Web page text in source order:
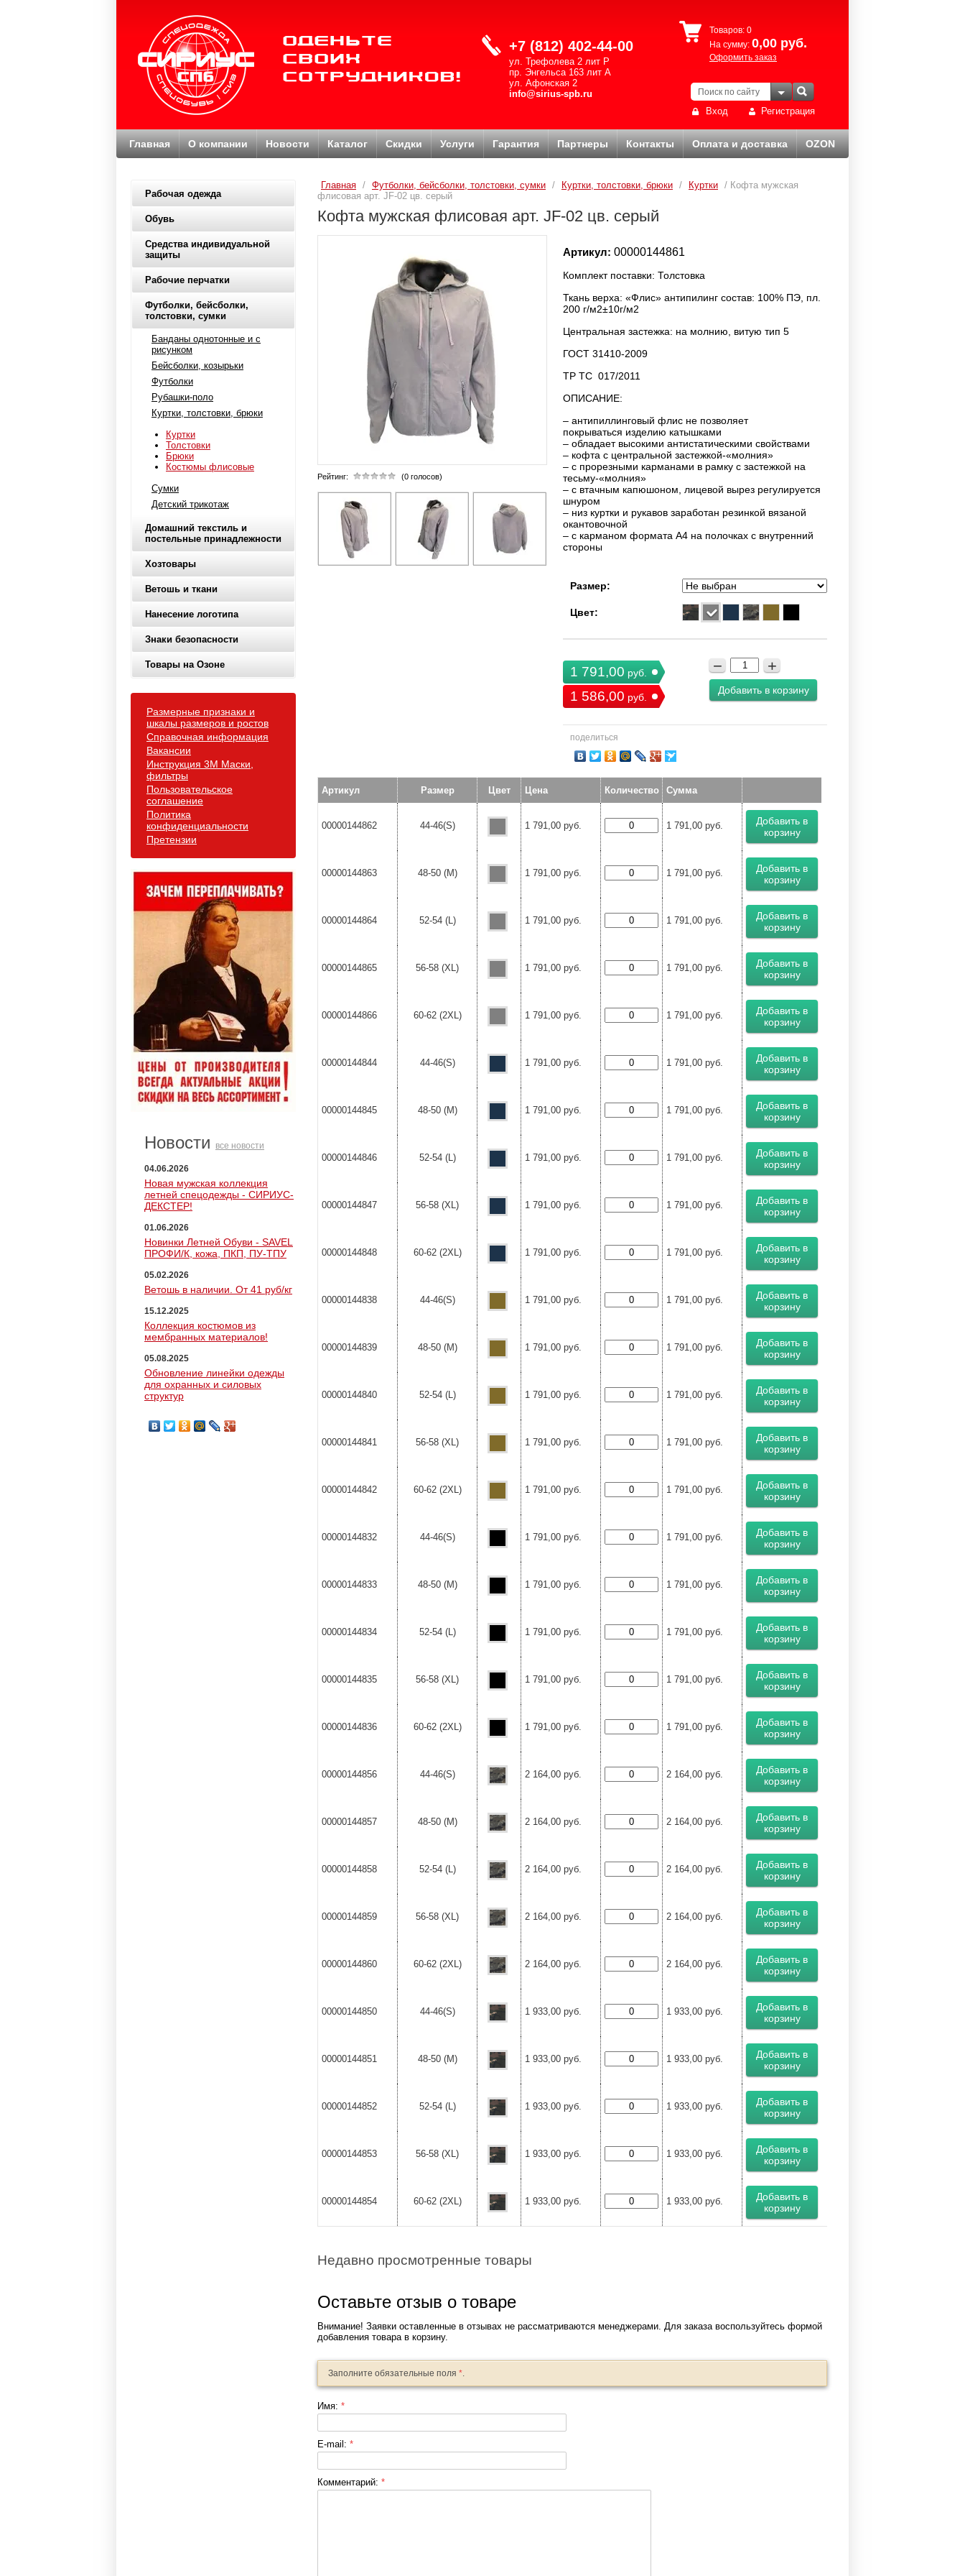
+7 (812) 402-44-00
ул. Трефолева 2 лит Р
пр. Энгельса 163 лит А
ул. Афонская 2
info@sirius-spb.ru
Товаров: 0
На сумму: 0,00 руб.
Оформить заказ
Вход Регистрация
Главная О компании Новости Каталог Скидки Услуги Гарантия Партнеры Контакты Оплата и доставка OZON
Рабочая одежда
Обувь
Средства индивидуальной
защиты
Рабочие перчатки
Футболки, бейсболки,
толстовки, сумки
Банданы однотонные и с
рисунком
Бейсболки, козырьки
Футболки
Рубашки-поло
Куртки, толстовки, брюки
Куртки
Толстовки
Брюки
Костюмы флисовые
Сумки
Детский трикотаж
Домашний текстиль и
постельные принадлежности
Хозтовары
Ветошь и ткани
Нанесение логотипа
Знаки безопасности
Товары на Озоне
Размерные признаки и
шкалы размеров и ростов
Справочная информация
Вакансии
Инструкция 3М Маски,
фильтры
Пользовательское
соглашение
Политика
конфиденциальности
Претензии
Новости все новости
04.06.2026
Новая мужская коллекция
летней спецодежды - СИРИУС-
ДЕКСТЕР!
01.06.2026
Новинки Летней Обуви - SAVEL
ПРОФИ/К, кожа, ПКП, ПУ-ТПУ
05.02.2026
Ветошь в наличии. От 41 руб/кг
15.12.2025
Коллекция костюмов из
мембранных материалов!
05.08.2025
Обновление линейки одежды
для охранных и силовых
структур
Главная / Футболки, бейсболки, толстовки, сумки / Куртки, толстовки, брюки / Куртки / Кофта мужская
флисовая арт. JF-02 цв. серый
Кофта мужская флисовая арт. JF-02 цв. серый
Рейтинг: (0 голосов)
Артикул: 00000144861
Комплект поставки: Толстовка
Ткань верха: «Флис» антипилинг состав: 100% ПЭ, пл.
200 г/м2±10г/м2
Центральная застежка: на молнию, витую тип 5
ГОСТ 31410-2009
ТР ТС 017/2011
ОПИСАНИЕ:
– антипиллинговый флис не позволяет
покрываться изделию катышками
– обладает высокими антистатическими свойствами
– кофта с центральной застежкой-«молния»
– с прорезными карманами в рамку с застежкой на
тесьму-«молния»
– с втачным капюшоном, лицевой вырез регулируется
шнуром
– низ куртки и рукавов заработан резинкой вязаной
окантовочной
– с карманом формата А4 на полочках с внутренний
стороны
Размер:
Цвет:
1 791,00 руб.
1 586,00 руб.
− +
Добавить в корзину
поделиться
Артикул Размер Цвет Цена Количество Сумма
00000144862 44-46(S) 1 791,00 руб. 1 791,00 руб.
Добавить в
корзину
00000144863 48-50 (M) 1 791,00 руб. 1 791,00 руб.
Добавить в
корзину
00000144864 52-54 (L) 1 791,00 руб. 1 791,00 руб.
Добавить в
корзину
00000144865 56-58 (XL) 1 791,00 руб. 1 791,00 руб.
Добавить в
корзину
00000144866 60-62 (2XL) 1 791,00 руб. 1 791,00 руб.
Добавить в
корзину
00000144844 44-46(S) 1 791,00 руб. 1 791,00 руб.
Добавить в
корзину
00000144845 48-50 (M) 1 791,00 руб. 1 791,00 руб.
Добавить в
корзину
00000144846 52-54 (L) 1 791,00 руб. 1 791,00 руб.
Добавить в
корзину
00000144847 56-58 (XL) 1 791,00 руб. 1 791,00 руб.
Добавить в
корзину
00000144848 60-62 (2XL) 1 791,00 руб. 1 791,00 руб.
Добавить в
корзину
00000144838 44-46(S) 1 791,00 руб. 1 791,00 руб.
Добавить в
корзину
00000144839 48-50 (M) 1 791,00 руб. 1 791,00 руб.
Добавить в
корзину
00000144840 52-54 (L) 1 791,00 руб. 1 791,00 руб.
Добавить в
корзину
00000144841 56-58 (XL) 1 791,00 руб. 1 791,00 руб.
Добавить в
корзину
00000144842 60-62 (2XL) 1 791,00 руб. 1 791,00 руб.
Добавить в
корзину
00000144832 44-46(S) 1 791,00 руб. 1 791,00 руб.
Добавить в
корзину
00000144833 48-50 (M) 1 791,00 руб. 1 791,00 руб.
Добавить в
корзину
00000144834 52-54 (L) 1 791,00 руб. 1 791,00 руб.
Добавить в
корзину
00000144835 56-58 (XL) 1 791,00 руб. 1 791,00 руб.
Добавить в
корзину
00000144836 60-62 (2XL) 1 791,00 руб. 1 791,00 руб.
Добавить в
корзину
00000144856 44-46(S) 2 164,00 руб. 2 164,00 руб.
Добавить в
корзину
00000144857 48-50 (M) 2 164,00 руб. 2 164,00 руб.
Добавить в
корзину
00000144858 52-54 (L) 2 164,00 руб. 2 164,00 руб.
Добавить в
корзину
00000144859 56-58 (XL) 2 164,00 руб. 2 164,00 руб.
Добавить в
корзину
00000144860 60-62 (2XL) 2 164,00 руб. 2 164,00 руб.
Добавить в
корзину
00000144850 44-46(S) 1 933,00 руб. 1 933,00 руб.
Добавить в
корзину
00000144851 48-50 (M) 1 933,00 руб. 1 933,00 руб.
Добавить в
корзину
00000144852 52-54 (L) 1 933,00 руб. 1 933,00 руб.
Добавить в
корзину
00000144853 56-58 (XL) 1 933,00 руб. 1 933,00 руб.
Добавить в
корзину
00000144854 60-62 (2XL) 1 933,00 руб. 1 933,00 руб.
Добавить в
корзину
Недавно просмотренные товары
Оставьте отзыв о товаре
Внимание! Заявки оставленные в отзывах не рассматриваются менеджерами. Для заказа воспользуйтесь формой
добавления товара в корзину.
Заполните обязательные поля *.
Имя: *
E-mail: *
Комментарий: *